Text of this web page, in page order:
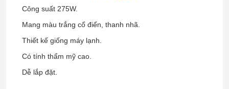
Công suất 275W.
Mang màu trắng cổ điển, thanh nhã.
Thiết kế giống máy lạnh.
Có tính thẩm mỹ cao.
Dễ lắp đặt.